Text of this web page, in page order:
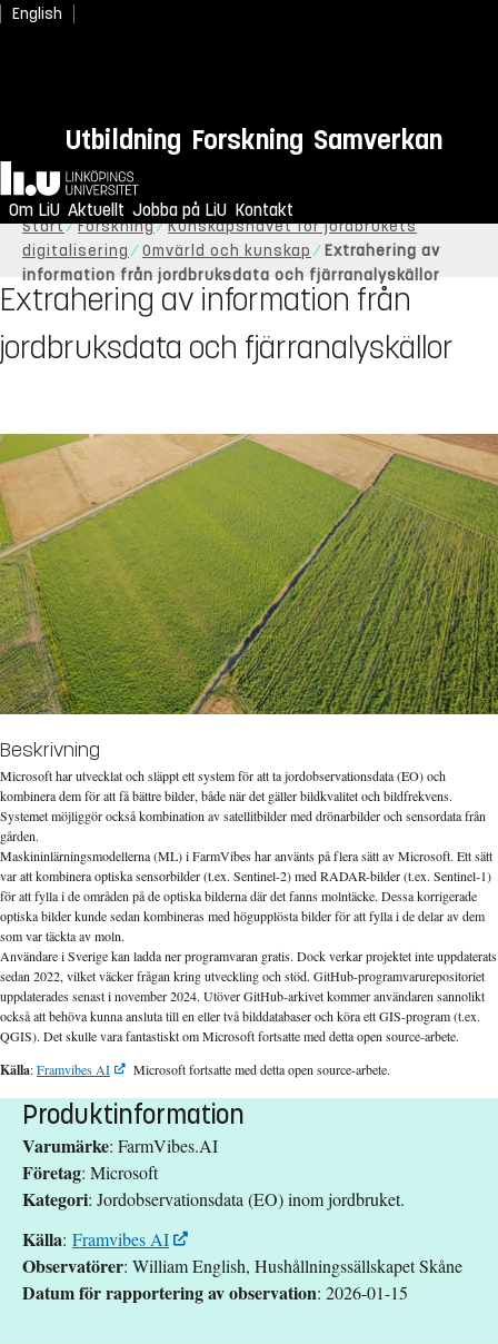
English
Utbildning Forskning Samverkan
Hem
Om LiU Aktuellt Jobba på LiU Kontakt
Start Forskning
Kunskapsnavet för jordbrukets
digitalisering
Omvärld och kunskap
Extrahering av
information från jordbruksdata och fjärranalyskällor
Extrahering av information från
jordbruksdata och fjärranalyskällor
Beskrivning
Microsoft har utvecklat och släppt ett system för att ta jordobservationsdata (EO) och
kombinera dem för att få bättre bilder, både när det gäller bildkvalitet och bildfrekvens.
Systemet möjliggör också kombination av satellitbilder med drönarbilder och sensordata från
gården.
Maskininlärningsmodellerna (ML) i FarmVibes har använts på flera sätt av Microsoft. Ett sätt
var att kombinera optiska sensorbilder (t.ex. Sentinel-2) med RADAR-bilder (t.ex. Sentinel-1)
för att fylla i de områden på de optiska bilderna där det fanns molntäcke. Dessa korrigerade
optiska bilder kunde sedan kombineras med högupplösta bilder för att fylla i de delar av dem
som var täckta av moln.
Användare i Sverige kan ladda ner programvaran gratis. Dock verkar projektet inte uppdaterats
sedan 2022, vilket väcker frågan kring utveckling och stöd. GitHub-programvarurepositoriet
uppdaterades senast i november 2024. Utöver GitHub-arkivet kommer användaren sannolikt
också att behöva kunna ansluta till en eller två bilddatabaser och köra ett GIS-program (t.ex.
QGIS). Det skulle vara fantastiskt om Microsoft fortsatte med detta open source-arbete.
Källa:Framvibes AI Microsoft fortsatte med detta open source-arbete.
Produktinformation
Varumärke: FarmVibes.AI
Företag: Microsoft
Kategori: Jordobservationsdata (EO) inom jordbruket.
Källa: Framvibes AI
Observatörer: William English, Hushållningssällskapet Skåne
Datum för rapportering av observation: 2026-01-15